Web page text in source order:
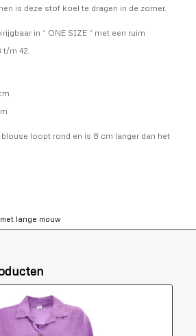
is deze stof koel te dragen in de zomer.
in “ ONE SIZE “ met een ruim
t/m 42.
loopt rond en is 8 cm langer dan het
lange mouw